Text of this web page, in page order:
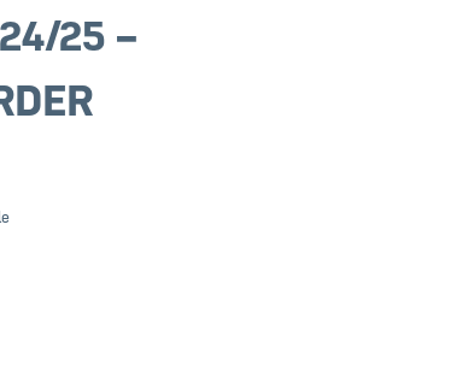
25 –